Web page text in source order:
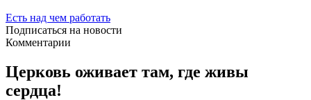
Есть над чем работать
Подписаться на новости
Комментарии
Церковь оживает там, где живы
сердца!